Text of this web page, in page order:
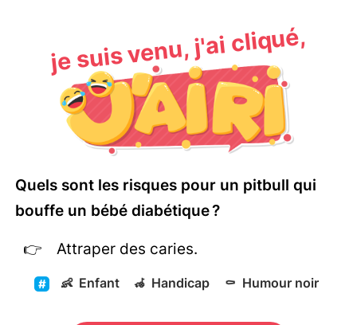
je suis venu, j'ai cliqué,
Quels sont les risques pour un pitbull qui
bouffe un bébé diabétique ?
Attraper des caries.
👶 Enfant 🦽 Handicap ⚰️ Humour noir